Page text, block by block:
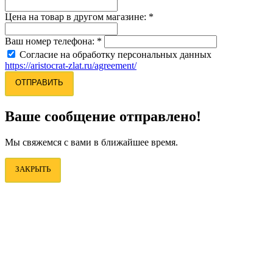
Цена на товар в другом магазине: *
Ваш номер телефона: *
Согласие на обработку персональных данных
https://aristocrat-zlat.ru/agreement/
ОТПРАВИТЬ
Ваше сообщение отправлено!
Мы свяжемся с вами в ближайшее время.
ЗАКРЫТЬ